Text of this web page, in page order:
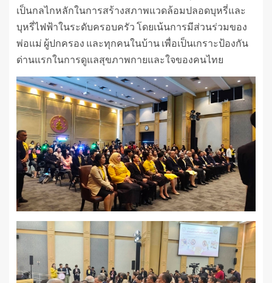
เป็นกลไกหลักในการสร้างสภาพแวดล้อมปลอดบุหรี่และ
บุหรี่ไฟฟ้าในระดับครอบครัว โดยเน้นการมีส่วนร่วมของ
พ่อแม่ ผู้ปกครอง และทุกคนในบ้าน เพื่อเป็นเกราะป้องกัน
ด่านแรกในการดูแลสุขภาพกายและใจของคนไทย